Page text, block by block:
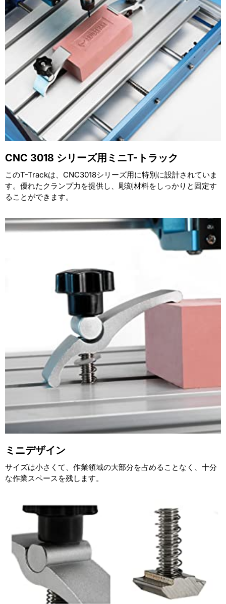
CNC 3018 シリーズ用ミニT-トラック
このT-Trackは、CNC3018シリーズ用に特別に設計されていま
す。優れたクランプ力を提供し、彫刻材料をしっかりと固定す
ることができます。
ミニデザイン
サイズは小さくて、作業領域の大部分を占めることなく、十分
な作業スペースを残します。